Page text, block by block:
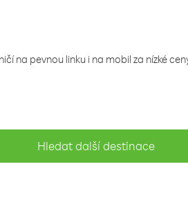
na pevnou linku i na mobil za nízké
Hledat další destinace